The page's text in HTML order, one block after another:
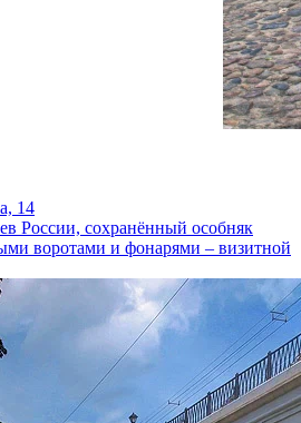
14
России, сохранённый особняк
воротами и фонарями – визитной